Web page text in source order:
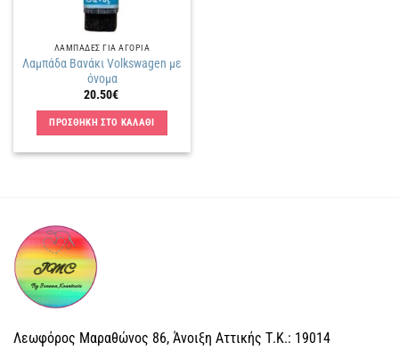
ΛΑΜΠΑΔΕΣ ΓΙΑ ΑΓΟΡΙΑ
Λαμπάδα Βανάκι Volkswagen με
όνομα
20.50€
ΠΡΟΣΘΗΚΗ ΣΤΟ ΚΑΛΑΘΙ
Λεωφόρος Μαραθώνος 86, Άνοιξη Αττικής Τ.Κ.: 19014